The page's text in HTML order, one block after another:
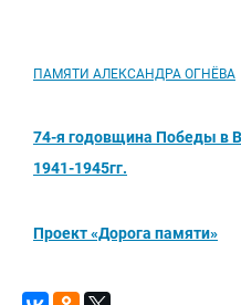
ПАМЯТИ АЛЕКСАНДРА ОГНЁВА
74-я годовщина Победы в
1941-1945гг.
Проект «Дорога памяти»